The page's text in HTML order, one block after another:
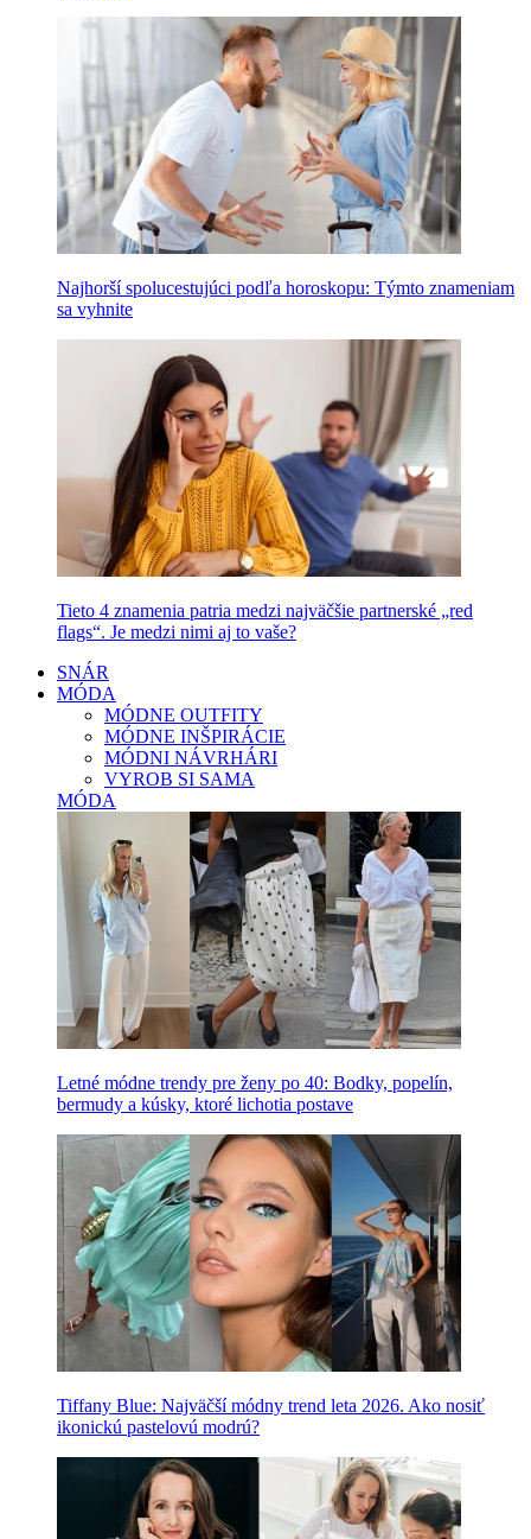
Najhorší spolucestujúci podľa horoskopu: Týmto znameniam
sa vyhnite
Tieto 4 znamenia patria medzi najväčšie partnerské „red
flags“. Je medzi nimi aj to vaše?
SNÁR
MÓDA
MÓDNE OUTFITY
MÓDNE INŠPIRÁCIE
MÓDNI NÁVRHÁRI
VYROB SI SAMA
MÓDA
Letné módne trendy pre ženy po 40: Bodky, popelín,
bermudy a kúsky, ktoré lichotia postave
Tiffany Blue: Najväčší módny trend leta 2026. Ako nosiť
ikonickú pastelovú modrú?